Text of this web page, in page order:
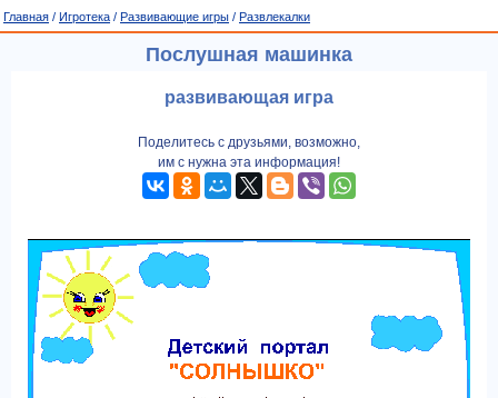
Главная / Игротека / Развивающие игры / Развлекалки
Послушная машинка
развивающая игра
Поделитесь с друзьями, возможно,
им с нужна эта информация!